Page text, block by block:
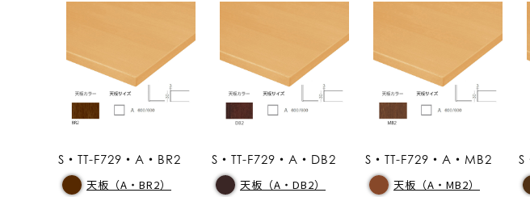
S・TT-F729・A・BR2
天板（A・BR2）
S・TT-F729・A・DB2
天板（A・DB2）
S・TT-F729・A・MB2
天板（A・MB2）
S